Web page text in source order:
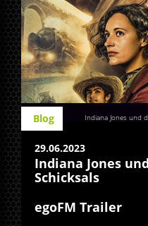
Indiana Jones und
Blog
29.06.2023
Indiana Jones
Schicksals
egoFM Trailer